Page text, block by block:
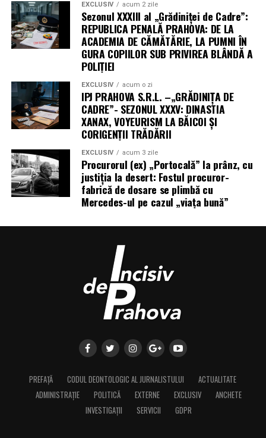
EXCLUSIV acum 2 zile
Sezonul XXXIII al „Grădiniței de Cadre”:
REPUBLICA PENALĂ PRAHOVA: DE LA
ACADEMIA DE CĂMĂTĂRIE, LA PUMNI ÎN
GURA COPIILOR SUB PRIVIREA BLÂNDĂ A
POLIȚIEI
EXCLUSIV acum o zi
IPJ PRAHOVA S.R.L. –„GRĂDINIȚA DE
CADRE”- SEZONUL XXXV: DINASTIA
XANAX, VOYEURISM LA BĂICOI ȘI
CORIGENȚII TRĂDĂRII
EXCLUSIV acum 3 zile
Procurorul (ex) „Portocală” la prânz, cu
justiția la desert: Fostul procuror-
fabrică de dosare se plimbă cu
Mercedes-ul pe cazul „viața bună”
PREFAȚĂ CODUL DEONTOLOGIC AL JURNALISTULUI
ACTUALITATE
ADMINISTRAȚIE
POLITICĂ EXTERNE EXCLUSIV
ANCHETE
INVESTIGAȚII
SERVICII GDPR